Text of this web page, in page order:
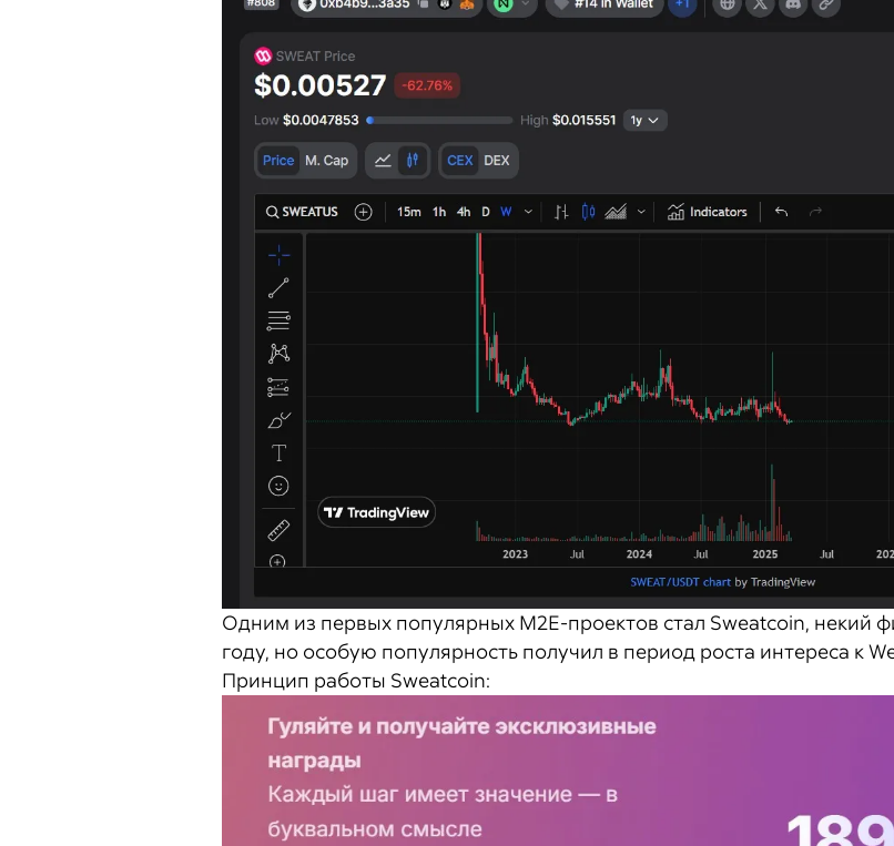
Одним из первых популярных M2E-проектов стал Sweatcoin, некий
году, но особую популярность получил в период роста интереса к
Принцип работы Sweatcoin: